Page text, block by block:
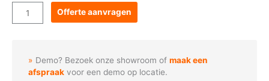
Goboservice
-
aantal
Offerte aanvragen
Demo? Bezoek onze showroom ofmaak een
afspraak voor een demo op locatie.